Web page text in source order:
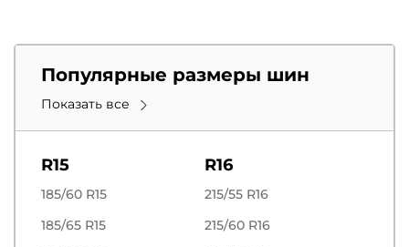
Популярные размеры шин
Показать все
R15
185/60 R15
185/65 R15
R16
215/55 R16
215/60 R16